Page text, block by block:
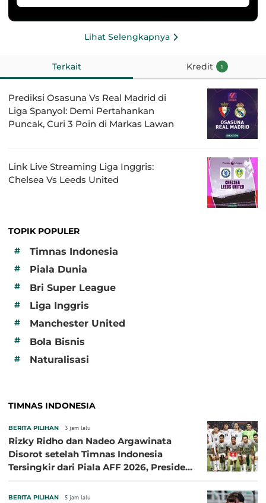
Lihat Selengkapnya
Terkait Kredit 1
Prediksi Osasuna Vs Real Madrid di
Liga Spanyol: Demi Pertahankan
Puncak, Curi 3 Poin di Markas Lawan
Link Live Streaming Liga Inggris:
Chelsea Vs Leeds United
TOPIK POPULER
#
Timnas Indonesia
# Piala Dunia
# Bri Super League
# Liga Inggris
# Manchester United
# Bola Bisnis
# Naturalisasi
TIMNAS INDONESIA
BERITA PILIHAN 3 jam lalu
Rizky Ridho dan Nadeo Argawinata
Disorot setelah Timnas Indonesia
Tersingkir dari Piala AFF 2026, Presiden
BERITA PILIHAN 5 jam lalu